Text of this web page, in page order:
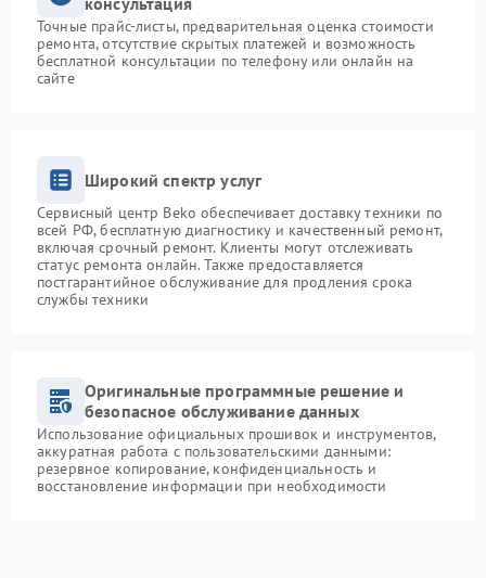
Точные прайс-листы, предварительная оценка стоимости
ремонта, отсутствие скрытых платежей и возможность
бесплатной консультации по телефону или онлайн на
сайте
Широкий спектр услуг
Сервисный центр Beko обеспечивает доставку техники по
всей РФ, бесплатную диагностику и качественный ремонт,
включая срочный ремонт. Клиенты могут отслеживать
статус ремонта онлайн. Также предоставляется
постгарантийное обслуживание для продления срока
службы техники
Оригинальные программные решение и
безопасное обслуживание данных
Использование официальных прошивок и инструментов,
аккуратная работа с пользовательскими данными:
резервное копирование, конфиденциальность и
восстановление информации при необходимости